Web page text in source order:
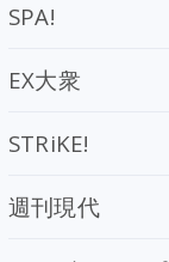
SPA!
EX大衆
STRiKE!
週刊現代